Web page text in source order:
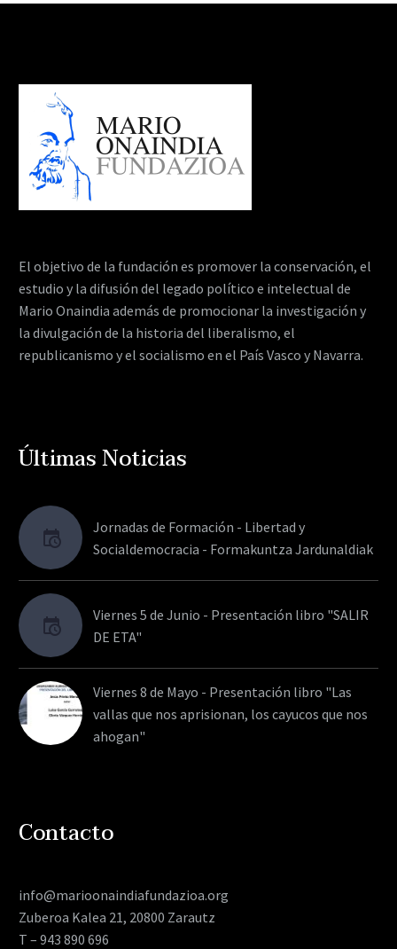
El objetivo de la fundación es promover la conservación, el
estudio y la difusión del legado político e intelectual de
Mario Onaindia además de promocionar la investigación y
la divulgación de la historia del liberalismo, el
republicanismo y el socialismo en el País Vasco y Navarra.
Últimas Noticias
Jornadas de Formación - Libertad y
Socialdemocracia - Formakuntza Jardunaldiak
Viernes 5 de Junio - Presentación libro "SALIR
DE ETA"
Viernes 8 de Mayo - Presentación libro "Las
vallas que nos aprisionan, los cayucos que nos
ahogan"
Contacto
info@marioonaindiafundazioa.org
Zuberoa Kalea 21, 20800 Zarautz
T – 943 890 696